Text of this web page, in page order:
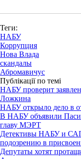
Теги:
НАБУ
Коррупция
Нова Влада
скандалы
Абромавичус
Публікації по темі
НАБУ проверит
Ложкина
НАБУ открыло дело в
В НАБУ объявили
главу МЭРТ
Детективы НАБУ и САП
подозрению в
Депутаты хотят